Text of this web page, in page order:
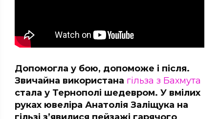
Допомогла у бою, допоможе і після.
Звичайна використана гільза з Бахмута
стала у Тернополі шедевром. У вмілих
руках ювеліра Анатолія Заліщука на
гільзі з’явилися пейзажі гарячого